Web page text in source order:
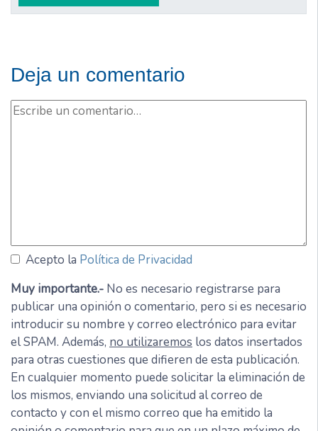
Deja un comentario
Acepto la Política de Privacidad
Muy importante.- No es necesario registrarse para
publicar una opinión o comentario, pero si es necesario
introducir su nombre y correo electrónico para evitar
el SPAM. Además, no utilizaremos los datos insertados
para otras cuestiones que difieren de esta publicación.
En cualquier momento puede solicitar la eliminación de
los mismos, enviando una solicitud al correo de
contacto y con el mismo correo que ha emitido la